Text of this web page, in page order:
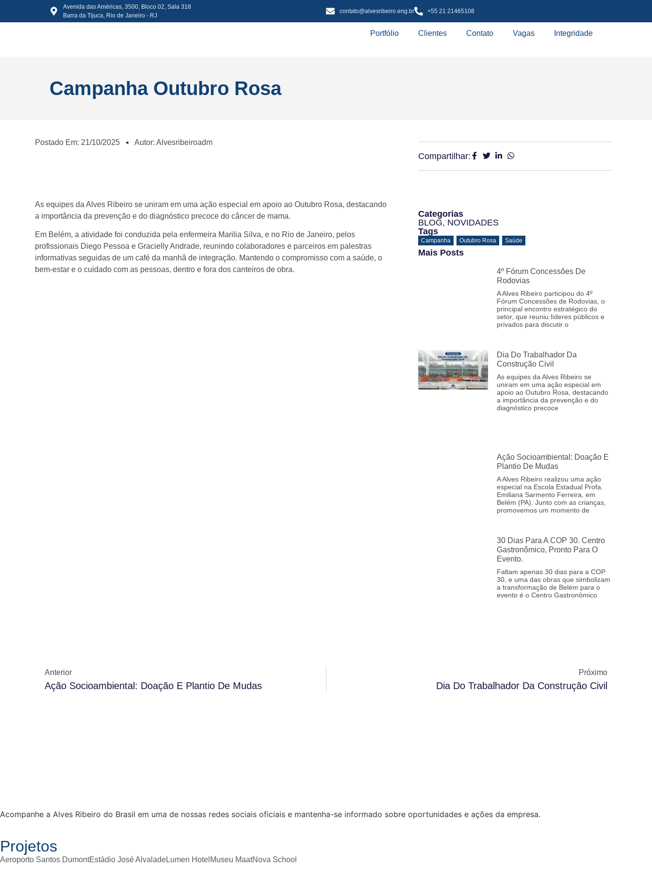
Avenida das Américas, 3500, Bloco 02, Sala 318
Barra da Tijuca, Rio de Janeiro - RJ
contato@alvesribeiro.eng.br +55 21 21465108
Portfólio Clientes Contato Vagas Integridade
Campanha Outubro Rosa
Postado Em: 21/10/2025 Autor: Alvesribeiroadm
As equipes da Alves Ribeiro se uniram em uma ação especial em apoio ao Outubro Rosa, destacando
a importância da prevenção e do diagnóstico precoce do câncer de mama.
Em Belém, a atividade foi conduzida pela enfermeira Marilia Silva, e no Rio de Janeiro, pelos
profissionais Diego Pessoa e Gracielly Andrade, reunindo colaboradores e parceiros em palestras
informativas seguidas de um café da manhã de integração. Mantendo o compromisso com a saúde, o
bem-estar e o cuidado com as pessoas, dentro e fora dos canteiros de obra.
Compartilhar:
Categorias
BLOG, NOVIDADES
Tags
Campanha Outubro Rosa Saúde
Mais Posts
4º Fórum Concessões De
Rodovias
A Alves Ribeiro participou do 4º
Fórum Concessões de Rodovias, o
principal encontro estratégico do
setor, que reuniu líderes públicos e
privados para discutir o
Dia Do Trabalhador Da
Construção Civil
As equipes da Alves Ribeiro se
uniram em uma ação especial em
apoio ao Outubro Rosa, destacando
a importância da prevenção e do
diagnóstico precoce
Ação Socioambiental: Doação E
Plantio De Mudas
A Alves Ribeiro realizou uma ação
especial na Escola Estadual Profa.
Emiliana Sarmento Ferreira, em
Belém (PA). Junto com as crianças,
promovemos um momento de
30 Dias Para A COP 30. Centro
Gastronômico, Pronto Para O
Evento.
Faltam apenas 30 dias para a COP
30, e uma das obras que simbolizam
a transformação de Belém para o
evento é o Centro Gastronômico
Anterior
Ação Socioambiental: Doação E Plantio De Mudas
Próximo
Dia Do Trabalhador Da Construção Civil
Acompanhe a Alves Ribeiro do Brasil em uma de nossas redes sociais oficiais e mantenha-se informado sobre oportunidades e ações da empresa.
Projetos
Aeroporto Santos DumontEstádio José AlvaladeLumen Hotel Museu MaatNova School